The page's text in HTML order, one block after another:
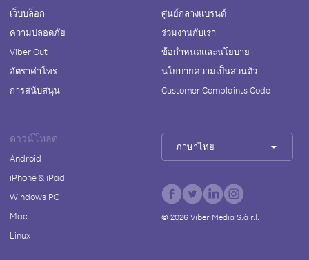
เว็บบล็อก
ความปลอดภัย
Viber Out
อัตราค่าโทร
การสนับสนุน
ศูนย์กลางแบรนด์
ร่วมงานกับเรา
ข้อกำหนดและนโยบาย
นโยบายความเป็นส่วนตัว
Customer Complaints Code
ดาวน์โหลด
Android
iPhone & iPad
Windows PC
Mac
Linux
ภาษาไทย
© 2026Viber Media S.à r.l.